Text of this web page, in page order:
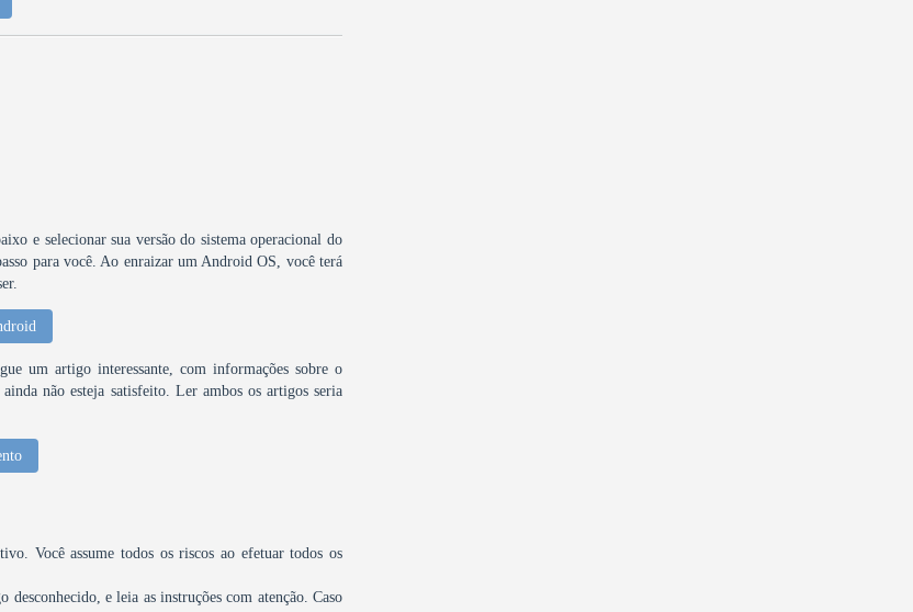
e selecionar sua versão do sistema operacional do
para você. Ao enraizar um Android OS, você terá
um artigo interessante, com informações sobre o
não esteja satisfeito. Ler ambos os artigos seria
Você assume todos os riscos ao efetuar todos os
desconhecido, e leia as instruções com atenção. Caso